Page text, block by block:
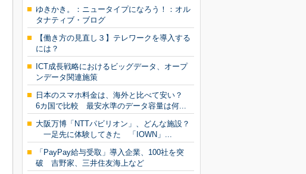
ゆきかき。：ニュータイプになろう！：オル
タナティブ・ブログ
【働き方の見直し３】テレワークを導入する
には？
ICT成長戦略におけるビッグデータ、オープ
ンデータ関連施策
日本のスマホ料金は、海外と比べて安い？
6カ国で比較 最安水準のデータ容量は何...
大阪万博「NTTパビリオン」、どんな施設？
一足先に体験してきた 「IOWN」...
「PayPay給与受取」導入企業、100社を突
破 吉野家、三井住友海上など